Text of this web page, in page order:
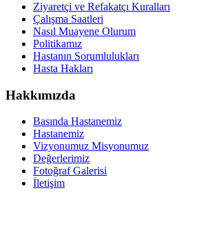
Ziyaretçi ve Refakatçı Kuralları
Çalışma Saatleri
Nasıl Muayene Olurum
Politikamız
Hastanın Sorumlulukları
Hasta Hakları
Hakkımızda
Basında Hastanemiz
Hastanemiz
Vizyonumuz Misyonumuz
Değerlerimiz
Fotoğraf Galerisi
İletişim